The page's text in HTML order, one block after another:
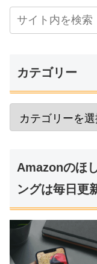
カテゴリー
Amazonのほ
ングは毎日更